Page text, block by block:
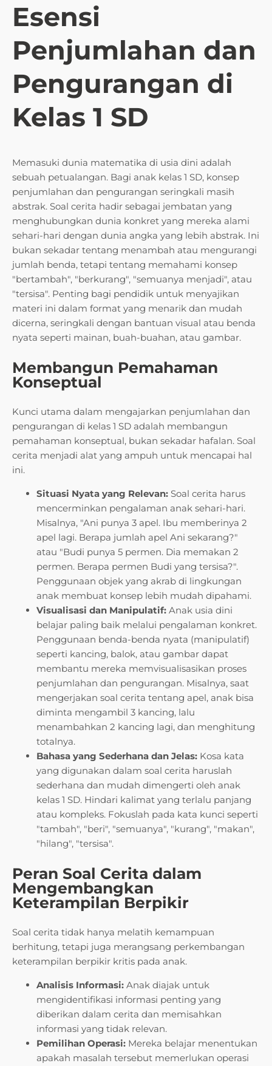
Esensi
Penjumlahan dan
Pengurangan di
Kelas 1 SD
Memasuki dunia matematika di usia dini adalah
sebuah petualangan. Bagi anak kelas 1 SD, konsep
penjumlahan dan pengurangan seringkali masih
abstrak. Soal cerita hadir sebagai jembatan yang
menghubungkan dunia konkret yang mereka alami
sehari-hari dengan dunia angka yang lebih abstrak. Ini
bukan sekadar tentang menambah atau mengurangi
jumlah benda, tetapi tentang memahami konsep
"bertambah", "berkurang", "semuanya menjadi", atau
"tersisa". Penting bagi pendidik untuk menyajikan
materi ini dalam format yang menarik dan mudah
dicerna, seringkali dengan bantuan visual atau benda
nyata seperti mainan, buah-buahan, atau gambar.
Membangun Pemahaman
Konseptual
Kunci utama dalam mengajarkan penjumlahan dan
pengurangan di kelas 1 SD adalah membangun
pemahaman konseptual, bukan sekadar hafalan. Soal
cerita menjadi alat yang ampuh untuk mencapai hal
ini.
Situasi Nyata yang Relevan: Soal cerita harus
mencerminkan pengalaman anak sehari-hari.
Misalnya, "Ani punya 3 apel. Ibu memberinya 2
apel lagi. Berapa jumlah apel Ani sekarang?"
atau "Budi punya 5 permen. Dia memakan 2
permen. Berapa permen Budi yang tersisa?".
Penggunaan objek yang akrab di lingkungan
anak membuat konsep lebih mudah dipahami.
Visualisasi dan Manipulatif: Anak usia dini
belajar paling baik melalui pengalaman konkret.
Penggunaan benda-benda nyata (manipulatif)
seperti kancing, balok, atau gambar dapat
membantu mereka memvisualisasikan proses
penjumlahan dan pengurangan. Misalnya, saat
mengerjakan soal cerita tentang apel, anak bisa
diminta mengambil 3 kancing, lalu
menambahkan 2 kancing lagi, dan menghitung
totalnya.
Bahasa yang Sederhana dan Jelas: Kosa kata
yang digunakan dalam soal cerita haruslah
sederhana dan mudah dimengerti oleh anak
kelas 1 SD. Hindari kalimat yang terlalu panjang
atau kompleks. Fokuslah pada kata kunci seperti
"tambah", "beri", "semuanya", "kurang", "makan",
"hilang", "tersisa".
Peran Soal Cerita dalam
Mengembangkan
Keterampilan Berpikir
Soal cerita tidak hanya melatih kemampuan
berhitung, tetapi juga merangsang perkembangan
keterampilan berpikir kritis pada anak.
Analisis Informasi: Anak diajak untuk
mengidentifikasi informasi penting yang
diberikan dalam cerita dan memisahkan
informasi yang tidak relevan.
Pemilihan Operasi: Mereka belajar menentukan
apakah masalah tersebut memerlukan operasi